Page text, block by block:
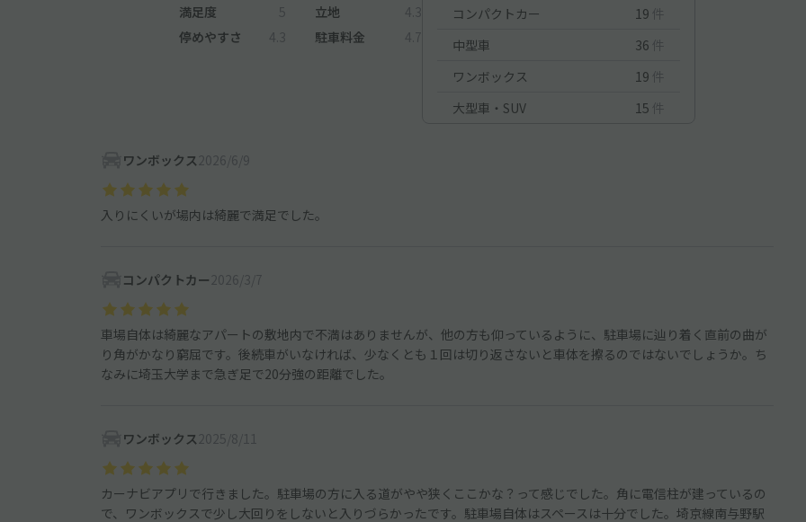
満足度 5 立地
4.3
停めやすさ
4.3 駐車料金 4.7
コンパクトカー
19 件
中型車
36 件
ワンボックス
19 件
大型車・SUV
15 件
ワンボックス 2026/6/9
入りにくいが場内は綺麗で満足でした。
コンパクトカー 2026/3/7
車場自体は綺麗なアパートの敷地内で不満はありませんが、他の方も仰っているように、駐車場に辿り着く直前の曲が
り角がかなり窮屈です。後続車がいなければ、少なくとも１回は切り返さないと車体を擦るのではないでしょうか。ち
なみに埼玉大学まで急ぎ足で20分強の距離でした。
ワンボックス 2025/8/11
カーナビアプリで行きました。駐車場の方に入る道がやや狭くここかな？って感じでした。角に電信柱が建っているの
で、ワンボックスで少し大回りをしないと入りづらかったです。駐車場自体はスペースは十分でした。埼京線南与野駅